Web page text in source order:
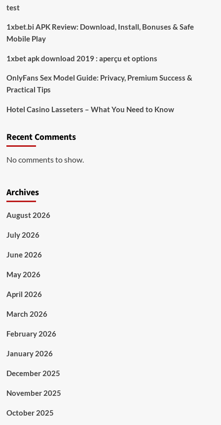
test
1xbet.bi APK Review: Download, Install, Bonuses & Safe
Mobile Play
1xbet apk download 2019 : aperçu et options
OnlyFans Sex Model Guide: Privacy, Premium Success &
Practical Tips
Hotel Casino Lasseters – What You Need to Know
Recent Comments
No comments to show.
Archives
August 2026
July 2026
June 2026
May 2026
April 2026
March 2026
February 2026
January 2026
December 2025
November 2025
October 2025